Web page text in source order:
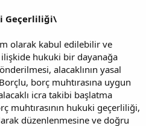
Geçerliliği\
olarak kabul edilebilir ve
ilişkide hukuki bir dayanağa
alacaklının yasal
borç muhtırasına uygun
icra takibi başlatma
muhtırasının hukuki geçerliliği,
düzenlenmesine ve doğru